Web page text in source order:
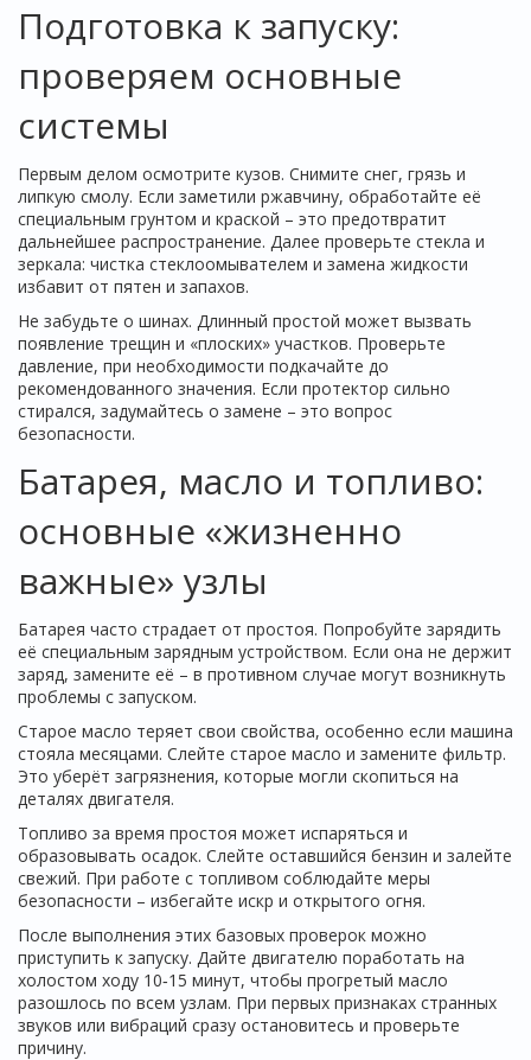
Подготовка к запуску:
проверяем основные
системы
Первым делом осмотрите кузов. Снимите снег, грязь и
липкую смолу. Если заметили ржавчину, обработайте её
специальным грунтом и краской – это предотвратит
дальнейшее распространение. Далее проверьте стекла и
зеркала: чистка стеклоомывателем и замена жидкости
избавит от пятен и запахов.
Не забудьте о шинах. Длинный простой может вызвать
появление трещин и «плоских» участков. Проверьте
давление, при необходимости подкачайте до
рекомендованного значения. Если протектор сильно
стирался, задумайтесь о замене – это вопрос
безопасности.
Батарея, масло и топливо:
основные «жизненно
важные» узлы
Батарея часто страдает от простоя. Попробуйте зарядить
её специальным зарядным устройством. Если она не держит
заряд, замените её – в противном случае могут возникнуть
проблемы с запуском.
Старое масло теряет свои свойства, особенно если машина
стояла месяцами. Слейте старое масло и замените фильтр.
Это уберёт загрязнения, которые могли скопиться на
деталях двигателя.
Топливо за время простоя может испаряться и
образовывать осадок. Слейте оставшийся бензин и залейте
свежий. При работе с топливом соблюдайте меры
безопасности – избегайте искр и открытого огня.
После выполнения этих базовых проверок можно
приступить к запуску. Дайте двигателю поработать на
холостом ходу 10‑15 минут, чтобы прогретый масло
разошлось по всем узлам. При первых признаках странных
звуков или вибраций сразу остановитесь и проверьте
причину.